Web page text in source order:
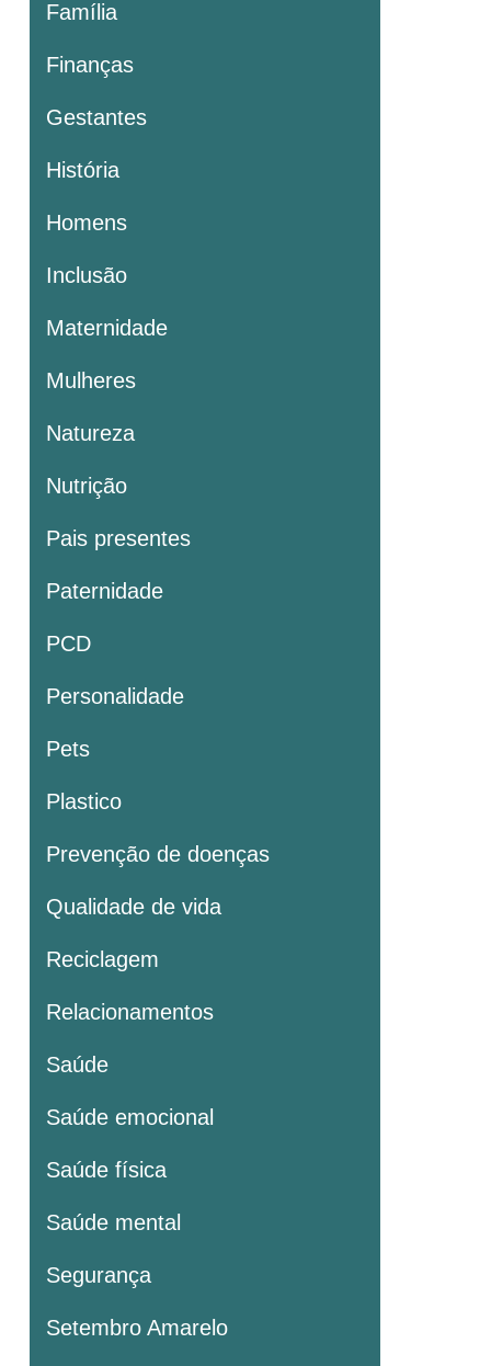
Família
Finanças
Gestantes
História
Homens
Inclusão
Maternidade
Mulheres
Natureza
Nutrição
Pais presentes
Paternidade
PCD
Personalidade
Pets
Plastico
Prevenção de doenças
Qualidade de vida
Reciclagem
Relacionamentos
Saúde
Saúde emocional
Saúde física
Saúde mental
Segurança
Setembro Amarelo